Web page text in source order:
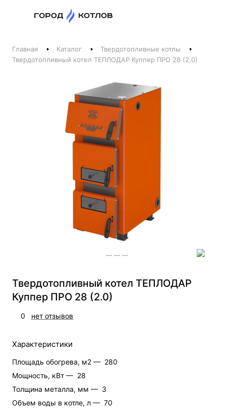
Телефоны
+375 29 237-06-41
+375 44 521-06-41
Печи, камины, бани
Заказать звонок
Главная Каталог
Твердотопливные котлы
Твердотопливный котел ТЕПЛОДАР Куппер ПРО 28 (2.0)
Твердотопливный котел ТЕПЛОДАР
Куппер ПРО 28 (2.0)
0 нет отзывов
Характеристики
Площадь обогрева, м2 — 280
Мощность, кВт — 28
Толщина металла, мм — 3
Объем воды в котле, л — 70